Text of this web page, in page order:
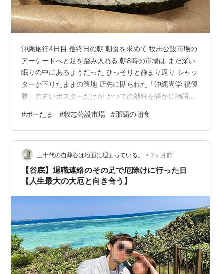
沖縄旅行4日目 最終日の朝 朝食を求めて 牧志公設市場の
アーケードへと足を踏み入れる 朝8時の市場は まだ深い
眠りの中にあるようだった ひっそりと静まり返り シャッ
ターが下りたままの路地 店先に貼られた「沖縄尚学 祝優
勝」の古いポスターだけが かつての熱狂を静かに物語っ
寂しげで それでいて澄んだ空気感が 旅の終わりが近いこ
とを予感させる 迷路のような路地の先には 鮮やかなブル
ーシールの看板が静かに客を待っている その静寂の中 一
角だけが明るい熱を帯びている場所がある ポークたまご
おにぎり専門店「ポーたま 牧志公設市場店」 そこにはす
でに多く…
#ポーたま #牧志公設市場 #那覇の朝食
三十代の自尊心は地面に埋まっている。 • 7ヶ月前
【谷底】退職連絡のその足で厄除けに行った日
【人生最大の大厄と向き合う】